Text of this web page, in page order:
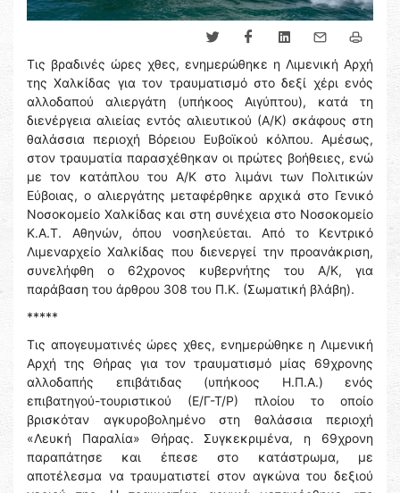
Τις βραδινές ώρες χθες, ενημερώθηκε η Λιμενική Αρχή
της Χαλκίδας για τον τραυματισμό στο δεξί χέρι ενός
αλλοδαπού αλιεργάτη (υπήκοος Αιγύπτου), κατά τη
διενέργεια αλιείας εντός αλιευτικού (Α/Κ) σκάφους στη
θαλάσσια περιοχή Βόρειου Ευβοϊκού κόλπου. Αμέσως,
στον τραυματία παρασχέθηκαν οι πρώτες βοήθειες, ενώ
με τον κατάπλου του Α/Κ στο λιμάνι των Πολιτικών
Εύβοιας, ο αλιεργάτης μεταφέρθηκε αρχικά στο Γενικό
Νοσοκομείο Χαλκίδας και στη συνέχεια στο Νοσοκομείο
Κ.Α.Τ. Αθηνών, όπου νοσηλεύεται. Από το Κεντρικό
Λιμεναρχείο Χαλκίδας που διενεργεί την προανάκριση,
συνελήφθη ο 62χρονος κυβερνήτης του Α/Κ, για
παράβαση του άρθρου 308 του Π.Κ. (Σωματική βλάβη).
*****
Τις απογευματινές ώρες χθες, ενημερώθηκε η Λιμενική
Αρχή της Θήρας για τον τραυματισμό μίας 69χρονης
αλλοδαπής επιβάτιδας (υπήκοος Η.Π.Α.) ενός
επιβατηγού-τουριστικού (Ε/Γ-Τ/Ρ) πλοίου το οποίο
βρισκόταν αγκυροβολημένο στη θαλάσσια περιοχή
«Λευκή Παραλία» Θήρας. Συγκεκριμένα, η 69χρονη
παραπάτησε και έπεσε στο κατάστρωμα, με
αποτέλεσμα να τραυματιστεί στον αγκώνα του δεξιού